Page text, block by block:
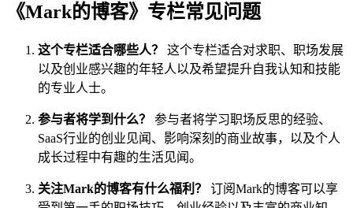
《Mark的博客》专栏常见问题
这个专栏适合哪些人？
这个专栏适合对求职、职场发展
以及创业感兴趣的年轻人以及希望提升自我认知和技能
的专业人士。
参与者将学到什么？
参与者将学习职场反思的经验、
SaaS行业的创业见闻、影响深刻的商业故事，以及个人
成长过程中有趣的生活见闻。
关注Mark的博客有什么福利？
订阅Mark的博客可以享